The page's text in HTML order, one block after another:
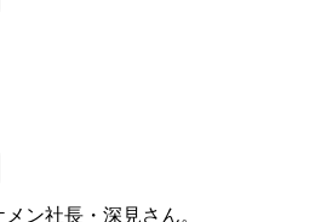
ン社長・深見さん。